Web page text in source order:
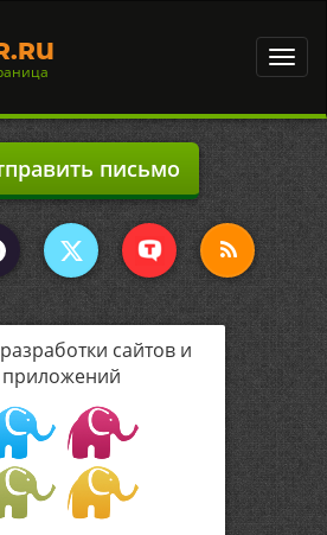
письмо
сайтов и
приложений